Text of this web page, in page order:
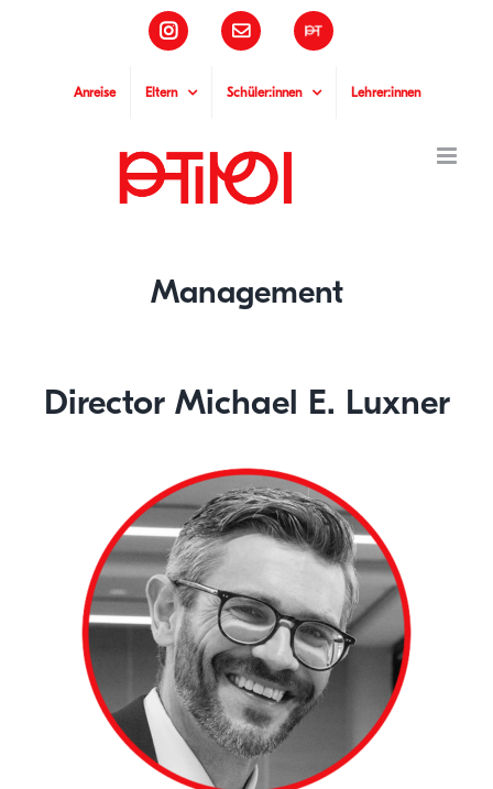
InstagramEmail
Pädagogische
Hochschule
Anreise Eltern Schüler:innen Lehrer:innen
Management
Director Michael E. Luxner